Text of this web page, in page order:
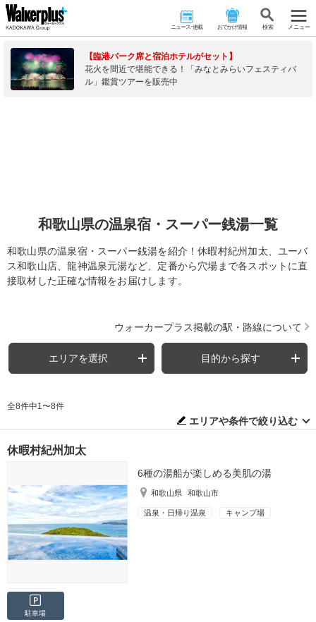
ニュース･連載 おでかけ情報 検 索 メニュー
【臨港パーク席と宿泊ホテルがセット】
花火を間近で堪能できる！「みなとみらいフェスティバ
ル」鑑賞ツアーを販売中
和歌山県の温泉宿・スーパー銭湯一覧
和歌山県の温泉宿・スーパー銭湯を紹介！休暇村紀州加太、ユーバ
ス和歌山店、龍神温泉元湯など、定番から穴場まで各スポットに直
接取材した正確な情報をお届けします。
ウォーカープラス掲載の駅・路線について
エリアを選択 目的から探す
全8件中1〜8件
エリアや条件で絞り込む
休暇村紀州加太
6種の湯船が楽しめる美肌の湯
和歌山県 和歌山市
温泉・日帰り温泉 キャンプ場
駐車場